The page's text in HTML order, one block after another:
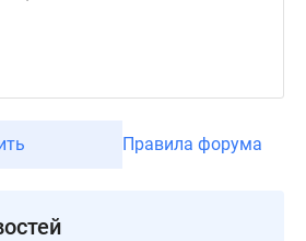
Правила форума